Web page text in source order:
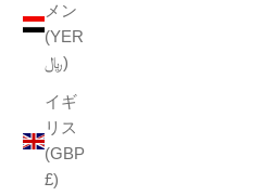
メン
(YER
﷼)
イギ
リス
(GBP
£)